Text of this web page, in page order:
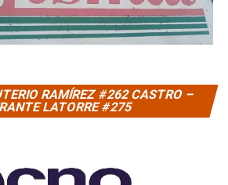
RAMÍREZ #262 CASTRO –
LATORRE #275